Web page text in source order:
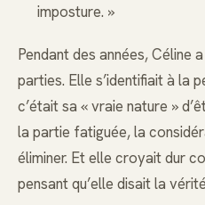
imposture. »
Pendant des années, Céline
parties. Elle s’identifiait à la
c’était sa « vraie nature »
la partie fatiguée, la
éliminer. Et elle croyait dur
pensant qu’elle disait la